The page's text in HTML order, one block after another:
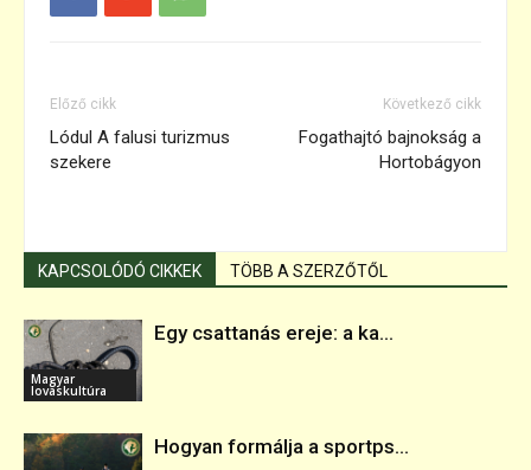
Előző cikk
Lódul A falusi turizmus
szekere
Következő cikk
Fogathajtó bajnokság a
Hortobágyon
KAPCSOLÓDÓ CIKKEK TÖBB A SZERZŐTŐL
Magyar
lovaskultúra
Egy csattanás ereje: a ka...
Hogyan formálja a sportps...